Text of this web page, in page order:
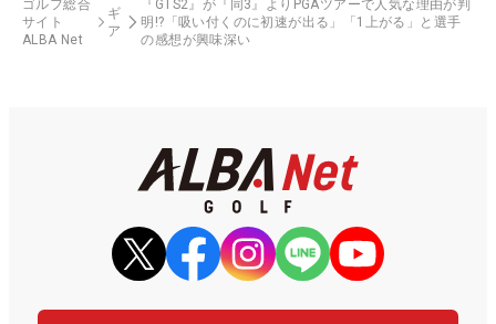
ゴルフ総合
サイト
ALBA Net
ギ
ア
『GTS2』が『同3』よりPGAツアーで人気な理由が判
明!?「吸い付くのに初速が出る」「1上がる」と選手
の感想が興味深い